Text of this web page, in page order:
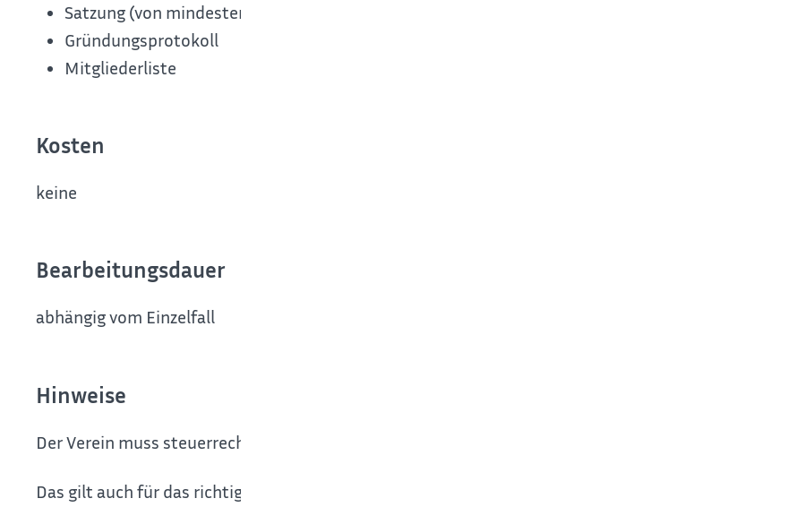
Satzung (von mindestens sieben Gründungsmitgliedern unterschrieben)
Gründungsprotokoll
Mitgliederliste
Kosten
keine
Bearbeitungsdauer
abhängig vom Einzelfall
Hinweise
Der Verein muss steuerrechtliche Aufzeichnungs- und Erklärungspflichten beachten.
Das gilt auch für das richtige Ausstellen von Zuwendungsbestätigungen. Hält ein Verein die an die